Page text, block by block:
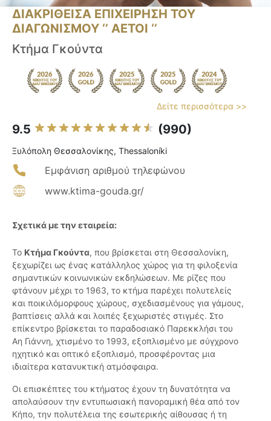
ΔΙΑΚΡΙΘΕΙΣΑ ΕΠΙΧΕΙΡΗΣΗ ΤΟΥ
ΔΙΑΓΩΝΙΣΜΟΥ ‘’ ΑΕΤΟΙ ‘’
Κτήμα Γκούντα
Δείτε περισσότερα >>
9.5 (990)
Ξυλόπολη Θεσσαλονίκης, Thessaloníki
Εμφάνιση αριθμού τηλεφώνου
www.ktima-gouda.gr/
Σχετικά με την εταιρεία:
Το Κτήμα Γκούντα, που βρίσκεται στη Θεσσαλονίκη,
ξεχωρίζει ως ένας κατάλληλος χώρος για τη φιλοξενία
σημαντικών κοινωνικών εκδηλώσεων. Με ρίζες που
φτάνουν μέχρι το 1963, το κτήμα παρέχει πολυτελείς
και ποικιλόμορφους χώρους, σχεδιασμένους για γάμους,
βαπτίσεις αλλά και λοιπές ξεχωριστές στιγμές. Στο
επίκεντρο βρίσκεται το παραδοσιακό Παρεκκλήσι του
Αη Γιάννη, χτισμένο το 1993, εξοπλισμένο με σύγχρονο
ηχητικό και οπτικό εξοπλισμό, προσφέροντας μια
ιδιαίτερα κατανυκτική ατμόσφαιρα.
Οι επισκέπτες του κτήματος έχουν τη δυνατότητα να
απολαύσουν την εντυπωσιακή πανοραμική θέα από τον
Κήπο, την πολυτέλεια της εσωτερικής αίθουσας ή τη